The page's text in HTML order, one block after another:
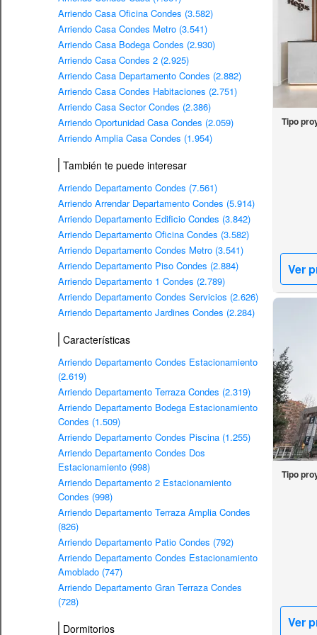
Arriendo Casa Oficina Condes (3.582)
Arriendo Casa Condes Metro (3.541)
Arriendo Casa Bodega Condes (2.930)
Arriendo Casa Condes 2 (2.925)
Arriendo Casa Departamento Condes (2.882)
Arriendo Casa Condes Habitaciones (2.751)
Arriendo Casa Sector Condes (2.386)
Arriendo Oportunidad Casa Condes (2.059)
Arriendo Amplia Casa Condes (1.954)
También te puede interesar
Arriendo Departamento Condes (7.561)
Arriendo Arrendar Departamento Condes (5.914)
Arriendo Departamento Edificio Condes (3.842)
Arriendo Departamento Oficina Condes (3.582)
Arriendo Departamento Condes Metro (3.541)
Arriendo Departamento Piso Condes (2.884)
Arriendo Departamento 1 Condes (2.789)
Arriendo Departamento Condes Servicios (2.626)
Arriendo Departamento Jardines Condes (2.284)
Características
Arriendo Departamento Condes Estacionamiento
(2.619)
Arriendo Departamento Terraza Condes (2.319)
Arriendo Departamento Bodega Estacionamiento
Condes (1.509)
Arriendo Departamento Condes Piscina (1.255)
Arriendo Departamento Condes Dos
Estacionamiento (998)
Arriendo Departamento 2 Estacionamiento
Condes (998)
Arriendo Departamento Terraza Amplia Condes
(826)
Arriendo Departamento Patio Condes (792)
Arriendo Departamento Condes Estacionamiento
Amoblado (747)
Arriendo Departamento Gran Terraza Condes
(728)
Dormitorios
Tipo
Ver
Tipo
Ver